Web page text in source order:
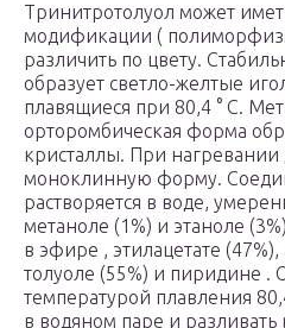
Тринитротолуол может
модификации (
различить по цвету.
образует светло-желтые
плавящиеся при 80,4 ° C.
орторомбическая форма
кристаллы. При нагревании
моноклинную форму.
растворяется в воде,
метаноле (1%) и этаноле
в эфире , этилацетате
толуоле (55%) и пиридине .
температурой плавления
в водяном паре и